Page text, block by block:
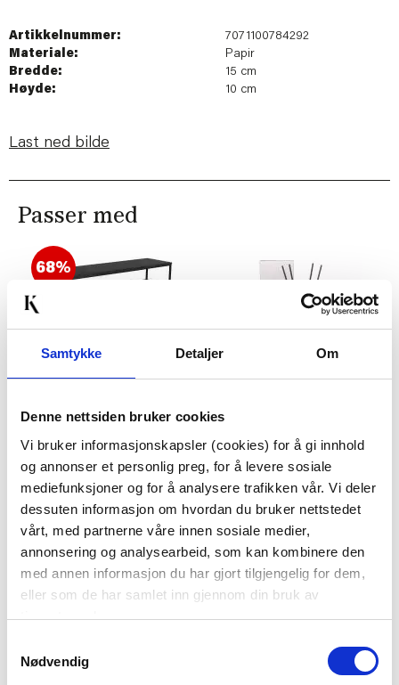
Samtykke Detaljer Om
Denne nettsiden bruker cookies
Vi bruker informasjonskapsler (cookies) for å gi innhold
og annonser et personlig preg, for å levere sosiale
mediefunksjoner og for å analysere trafikken vår. Vi deler
dessuten informasjon om hvordan du bruker nettstedet
vårt, med partnerne våre innen sosiale medier,
annonsering og analysearbeid, som kan kombinere den
med annen informasjon du har gjort tilgjengelig for dem,
eller som de har samlet inn gjennom din bruk av
tjenestene deres.
Nødvendig
Artikkelnummer:
7071100784292
Materiale:
Papir
Bredde:
15 cm
Høyde:
10 cm
Last ned bilde
Passer med
68%
KONSOLLBORD ELENA
799,00
Før2.499,00
KJØP
ROMDUFT DIS AMBER
349,00
KJØP